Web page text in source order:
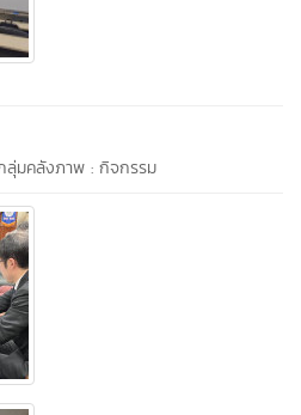
ลุ่มคลังภาพ : กิจกรรม